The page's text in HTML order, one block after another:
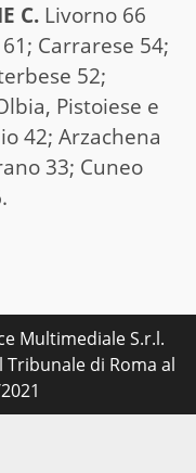
C. Livorno 66
Carrarese 54;
52;
Pistoiese e
42; Arzachena
33; Cuneo
Multimediale S.r.l.
di Roma al